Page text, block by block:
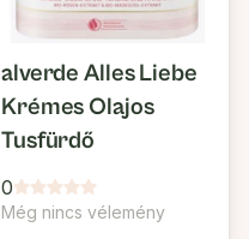
alverde Alles Liebe
Krémes Olajos
Tusfürdő
0
Még nincs vélemény